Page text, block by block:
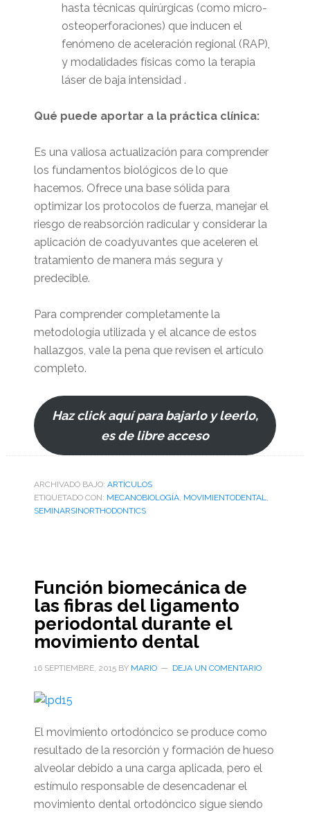
hasta técnicas quirúrgicas (como micro-
osteoperforaciones) que inducen el
fenómeno de aceleración regional (RAP),
y modalidades físicas como la terapia
láser de baja intensidad .
Qué puede aportar a la práctica clínica:
Es una valiosa actualización para comprender
los fundamentos biológicos de lo que
hacemos. Ofrece una base sólida para
optimizar los protocolos de fuerza, manejar el
riesgo de reabsorción radicular y considerar la
aplicación de coadyuvantes que aceleren el
tratamiento de manera más segura y
predecible.
Para comprender completamente la
metodología utilizada y el alcance de estos
hallazgos, vale la pena que revisen el artículo
completo.
Haz click aquí para bajarlo y leerlo,
es de libre acceso
ARCHIVADO BAJO: ARTÌCULOS
ETIQUETADO CON: MECANOBIOLOGÍA, MOVIMIENTODENTAL,
SEMINARSINORTHODONTICS
Función biomecánica de
las fibras del ligamento
periodontal durante el
movimiento dental
16 SEPTIEMBRE, 2015BY MARIO DEJA UN COMENTARIO
El movimiento ortodóncico se produce como
resultado de la resorción y formación de hueso
alveolar debido a una carga aplicada, pero el
estímulo responsable de desencadenar el
movimiento dental ortodóncico sigue siendo